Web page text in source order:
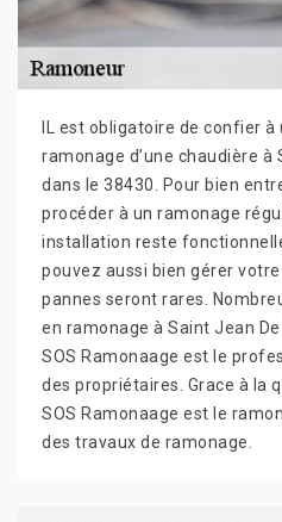
IL est obligatoire de confier
ramonage d’une chaudière à
dans le 38430. Pour bien
procéder à un ramonage
installation reste
pouvez aussi bien gérer
pannes seront rares.
en ramonage à Saint Jean
SOS Ramonaage est le
des propriétaires. Grace à la
SOS Ramonaage est le
des travaux de ramonage.